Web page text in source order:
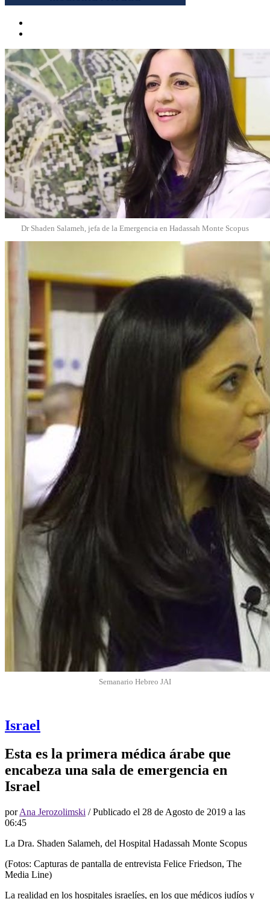
Dr Shaden Salameh, jefa de la Emergencia en Hadassah Monte Scopus
Semanario Hebreo JAI
Israel
Esta es la primera médica árabe que
encabeza una sala de emergencia en
Israel
porAna Jerozolimski / Publicado el 28 de Agosto de 2019 a las
06:45
La Dra. Shaden Salameh, del Hospital Hadassah Monte Scopus
(Fotos: Capturas de pantalla de entrevista Felice Friedson, The
Media Line)
La realidad en los hospitales israelíes, en los que médicos judíos y